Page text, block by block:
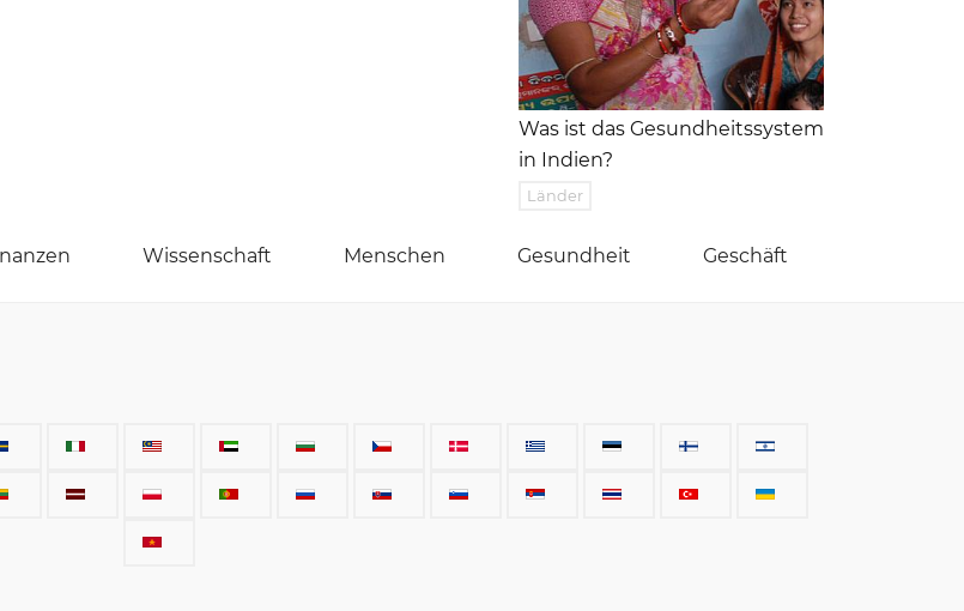
Was ist das Gesundheitssystem
in Indien?
Länder
Wissenschaft Menschen Gesundheit Geschäft